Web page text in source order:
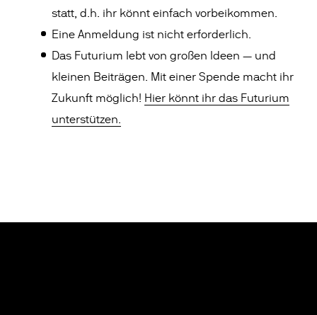
statt, d.h. ihr könnt einfach vorbeikommen.
Eine Anmeldung ist nicht erforderlich.
Das Futurium lebt von großen Ideen — und
kleinen Beiträgen. Mit einer Spende macht ihr
Zukunft möglich! Hier könnt ihr das Futurium
unterstützen.